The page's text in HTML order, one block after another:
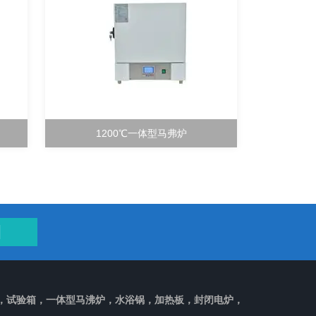
1200℃一体型马弗炉
验箱，一体型马沸炉，水浴锅，加热板，封闭电炉，